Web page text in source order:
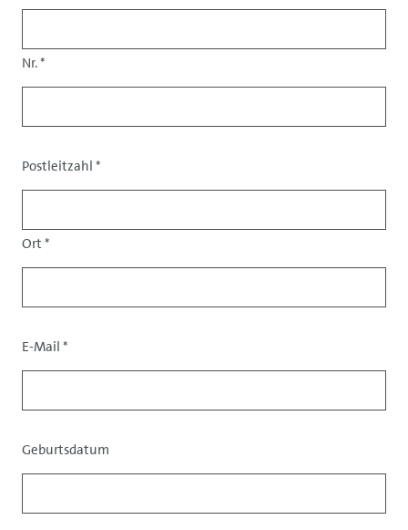
Nr.*
Postleitzahl *
Ort *
Kontaktdaten
E-Mail *
Geburtsdatum